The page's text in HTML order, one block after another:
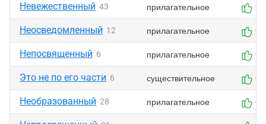
Невежественный 43 прилагательное 0
Неосведомленный 12 прилагательное 0
Непосвященный 6 прилагательное 0
Это не по его части 6 существительное 0
Необразованный 28 прилагательное 0